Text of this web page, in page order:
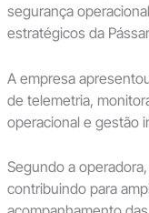
segurança
estratégicos da
A empresa
de telemetria,
operacional e gestão
Segundo a
contribuindo para